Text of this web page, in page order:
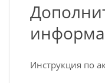
Инструкция по